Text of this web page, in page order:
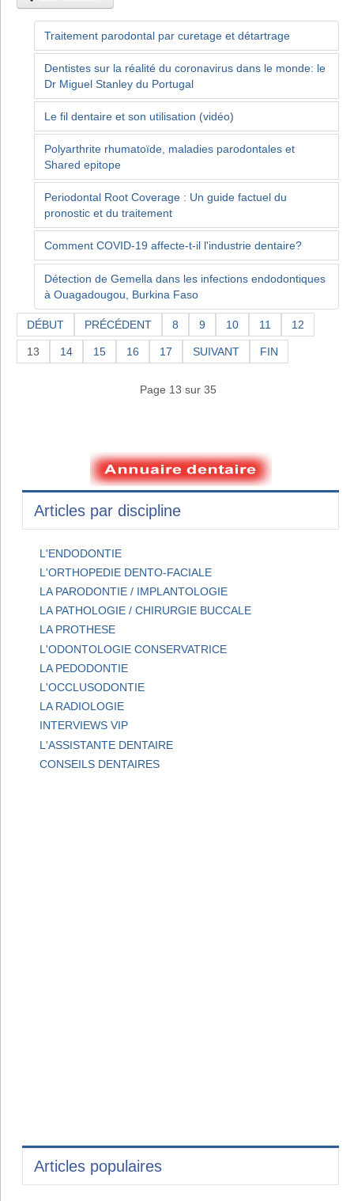
Traitement parodontal par curetage et détartrage
Dentistes sur la réalité du coronavirus dans le monde: le
Dr Miguel Stanley du Portugal
Le fil dentaire et son utilisation (vidéo)
Polyarthrite rhumatoïde, maladies parodontales et
Shared epitope
Periodontal Root Coverage : Un guide factuel du
pronostic et du traitement
Comment COVID-19 affecte-t-il l'industrie dentaire?
Détection de Gemella dans les infections endodontiques
à Ouagadougou, Burkina Faso
DÉBUT PRÉCÉDENT 8 9 10 11 12
13 14 15 16 17 SUIVANT FIN
Page 13 sur 35
Articles par discipline
L'ENDODONTIE
L'ORTHOPEDIE DENTO-FACIALE
LA PARODONTIE / IMPLANTOLOGIE
LA PATHOLOGIE / CHIRURGIE BUCCALE
LA PROTHESE
L'ODONTOLOGIE CONSERVATRICE
LA PEDODONTIE
L'OCCLUSODONTIE
LA RADIOLOGIE
INTERVIEWS VIP
L'ASSISTANTE DENTAIRE
CONSEILS DENTAIRES
Articles populaires